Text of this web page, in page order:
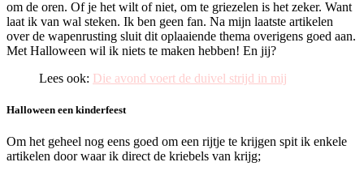
om de oren. Of je het wilt of niet, om te griezelen is het zeker. Want
laat ik van wal steken. Ik ben geen fan. Na mijn laatste artikelen
over de wapenrusting sluit dit oplaaiende thema overigens goed aan.
Met Halloween wil ik niets te maken hebben! En jij?
Lees ook: Die avond voert de duivel strijd in mij
Halloween een kinderfeest
Om het geheel nog eens goed om een rijtje te krijgen spit ik enkele
artikelen door waar ik direct de kriebels van krijg;